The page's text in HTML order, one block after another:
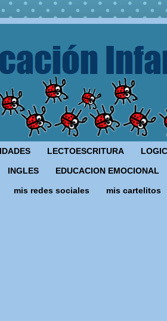
LECTOESCRITURA
INGLES EDUCACION EMOCIONAL
mis redes sociales mis cartelitos